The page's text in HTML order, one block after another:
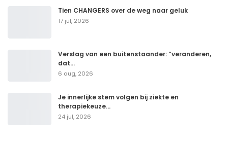
Tien CHANGERS over de weg naar geluk
17 jul, 2026
Verslag van een buitenstaander: “veranderen,
dat…
6 aug, 2026
Je innerlijke stem volgen bij ziekte en
therapiekeuze…
24 jul, 2026